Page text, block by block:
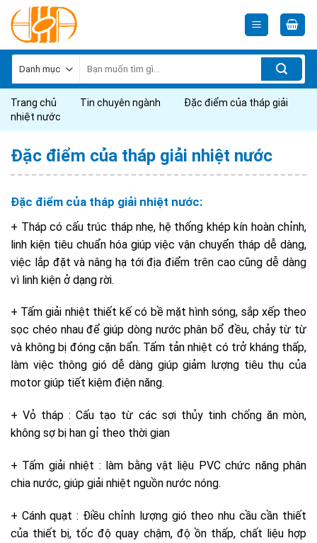
Skip
to
content
kiếm:
Trang chủ Tin chuyên ngành
Đặc điểm của tháp giải
nhiệt nước
Đặc điểm của tháp giải nhiệt nước
Đặc điểm của tháp giải nhiệt nước:
+ Tháp có cấu trúc tháp nhẹ, hệ thống khép kín hoàn chỉnh,
linh kiện tiêu chuẩn hóa giúp việc vận chuyển tháp dễ dàng,
việc lắp đặt và nâng hạ tới địa điểm trên cao cũng dễ dàng
vì linh kiện ở dạng rời.
+ Tấm giải nhiệt thiết kế có bề mặt hình sóng, sắp xếp theo
sọc chéo nhau để giúp dòng nước phân bổ đều, chảy từ từ
và không bị đóng cặn bẩn. Tấm tản nhiệt có trở kháng thấp,
làm việc thông gió dễ dàng giúp giảm lượng tiêu thụ của
motor giúp tiết kiệm điện năng.
+ Vỏ tháp : Cấu tạo từ các sợi thủy tinh chống ăn mòn,
không sợ bị han gỉ theo thời gian
+ Tấm giải nhiệt : làm bằng vật liệu PVC chức năng phân
chia nước, giúp giải nhiệt nguồn nước nóng.
+ Cánh quạt : Điều chỉnh lượng gió theo nhu cầu cần thiết
của thiết bị, tốc độ quay chậm, độ ồn thấp, chất liệu hợp